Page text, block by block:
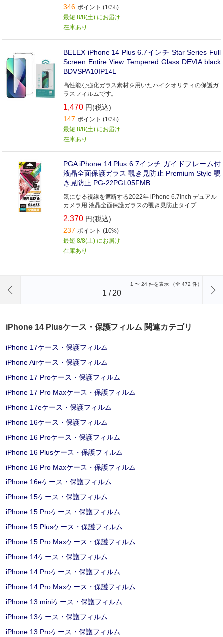
346 ポイント (10%)
最短 8/8(土) にお届け
在庫あり
BELEX iPhone 14 Plus 6.7インチ Star Series Full
Screen Entire View Tempered Glass DEVIA black
BDVSPA10IP14L
高性能な強化ガラス素材を用いたハイクオリティの保護ガ
ラスフィルムです。
1,470 円(税込)
147 ポイント (10%)
最短 8/8(土) にお届け
在庫あり
PGA iPhone 14 Plus 6.7インチ ガイドフレーム付
液晶全面保護ガラス 覗き見防止 Premium Style 覗
き見防止 PG-22PGL05FMB
気になる視線を遮断する2022年 iPhone 6.7inch デュアル
カメラ用 液晶全面保護ガラスの覗き見防止タイプ
2,370 円(税込)
237 ポイント (10%)
最短 8/8(土) にお届け
在庫あり
1 〜 24 件を表示 （全 472 件）
1 / 20
iPhone 14 Plusケース・保護フィルム 関連カテゴリ
iPhone 17ケース・保護フィルム
iPhone Airケース・保護フィルム
iPhone 17 Proケース・保護フィルム
iPhone 17 Pro Maxケース・保護フィルム
iPhone 17eケース・保護フィルム
iPhone 16ケース・保護フィルム
iPhone 16 Proケース・保護フィルム
iPhone 16 Plusケース・保護フィルム
iPhone 16 Pro Maxケース・保護フィルム
iPhone 16eケース・保護フィルム
iPhone 15ケース・保護フィルム
iPhone 15 Proケース・保護フィルム
iPhone 15 Plusケース・保護フィルム
iPhone 15 Pro Maxケース・保護フィルム
iPhone 14ケース・保護フィルム
iPhone 14 Proケース・保護フィルム
iPhone 14 Pro Maxケース・保護フィルム
iPhone 13 miniケース・保護フィルム
iPhone 13ケース・保護フィルム
iPhone 13 Proケース・保護フィルム